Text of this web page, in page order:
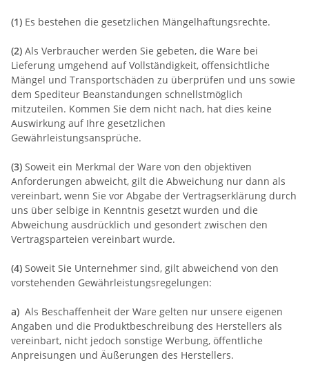
(1) Es bestehen die gesetzlichen Mängelhaftungsrechte.
(2) Als Verbraucher werden Sie gebeten, die Ware bei
Lieferung umgehend auf Vollständigkeit, offensichtliche
Mängel und Transportschäden zu überprüfen und uns sowie
dem Spediteur Beanstandungen schnellstmöglich
mitzuteilen. Kommen Sie dem nicht nach, hat dies keine
Auswirkung auf Ihre gesetzlichen
Gewährleistungsansprüche.
(3) Soweit ein Merkmal der Ware von den objektiven
Anforderungen abweicht, gilt die Abweichung nur dann als
vereinbart, wenn Sie vor Abgabe der Vertragserklärung durch
uns über selbige in Kenntnis gesetzt wurden und die
Abweichung ausdrücklich und gesondert zwischen den
Vertragsparteien vereinbart wurde.
(4) Soweit Sie Unternehmer sind, gilt abweichend von den
vorstehenden Gewährleistungsregelungen:
a) Als Beschaffenheit der Ware gelten nur unsere eigenen
Angaben und die Produktbeschreibung des Herstellers als
vereinbart, nicht jedoch sonstige Werbung, öffentliche
Anpreisungen und Äußerungen des Herstellers.